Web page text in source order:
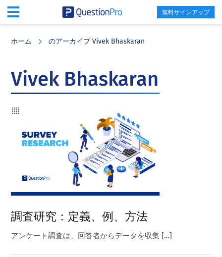
無料サインアップ
ホーム のアーカイブ Vivek Bhaskaran
Vivek Bhaskaran
調査研究：定義、例、方法
アンケート調査は、回答者からデータを収集 […]